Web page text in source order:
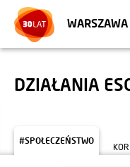
WARSZAWA
HEL
DZIAŁANIA
#SPOŁECZEŃSTWO